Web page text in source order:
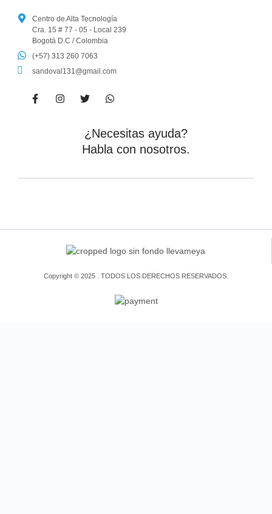
Centro de Alta Tecnología
Cra. 15 # 77 - 05 - Local 239
Bogotá D.C / Colombia
(+57) 313 260 7063
sandoval131@gmail.com
¿Necesitas ayuda?
Habla con nosotros.
Copyright © 2025 . TODOS LOS DERECHOS RESERVADOS.